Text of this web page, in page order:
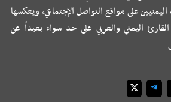
على مواقع التواصل الإجتماعي، ويعكسها
اليمني والعربي على حد سواء بعيداً عن